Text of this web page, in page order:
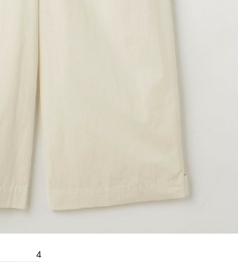
4